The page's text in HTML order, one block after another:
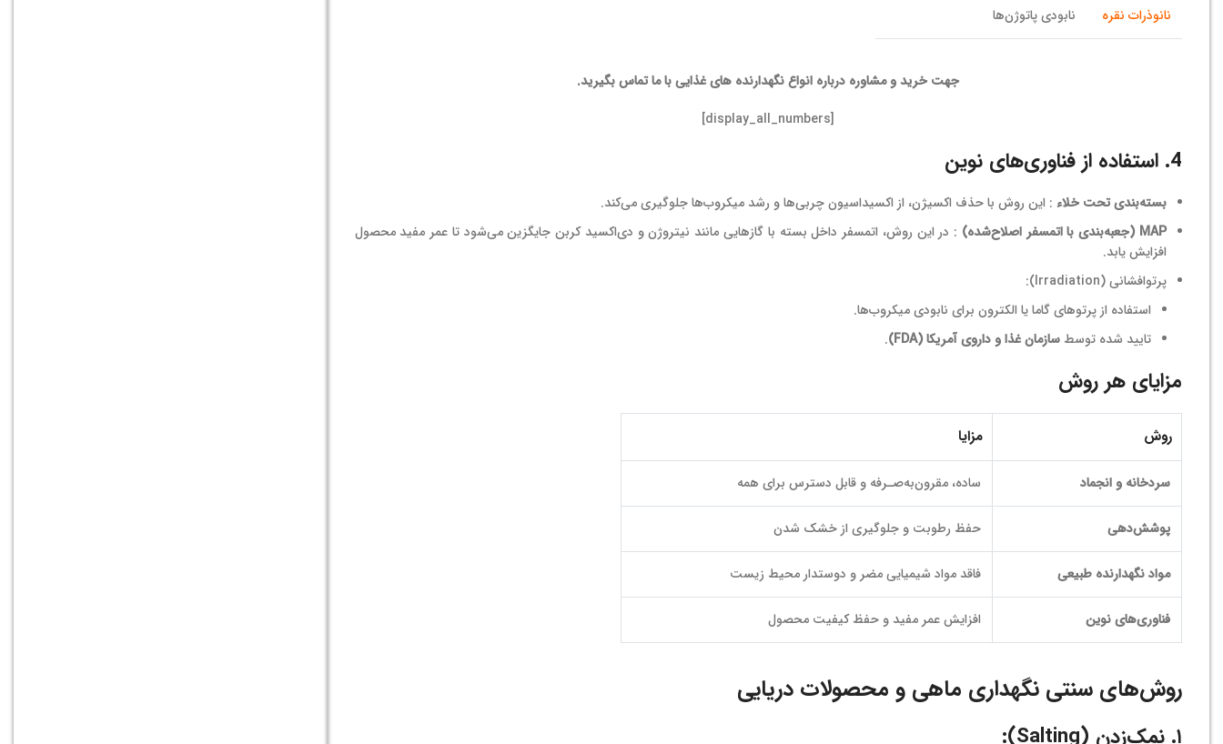
نانوذرات نقره نابودی پاتوژن‌ها
جهت خرید و مشاوره درباره انواع نگهدارنده های غذایی با ما تماس بگیرید.
[display_all_numbers]
4. استفاده از فناوری‌های نوین
بسته‌بندی تحت خلاء : این روش با حذف اکسیژن، از اکسیداسیون چربی‌ها و رشد میکروب‌ها جلوگیری می‌کند.
MAP (جعبه‌بندی با اتمسفر اصلاح‌شده)
: در این روش، اتمسفر داخل بسته با گازهایی مانند نیتروژن و دی‌اکسید کربن جایگزین می‌شود تا عمر مفید محصول
افزایش یابد.
پرتوافشانی (Irradiation):
استفاده از پرتوهای گاما یا الکترون برای نابودی میکروب‌ها.
تایید شده توسط سازمان غذا و داروی آمریکا (FDA) .
مزایای هر روش
روش مزایا
سردخانه و انجماد ساده، مقرون‌به‌صـرفه و قابل دسترس برای همه
پوشش‌دهی حفظ رطوبت و جلوگیری از خشک شدن
مواد نگهدارنده طبیعی فاقد مواد شیمیایی مضر و دوستدار محیط زیست
فناوری‌های نوین افزایش عمر مفید و حفظ کیفیت محصول
روش‌های سنتی نگهداری ماهی و محصولات دریایی
۱. نمک‌زدن (Salting):